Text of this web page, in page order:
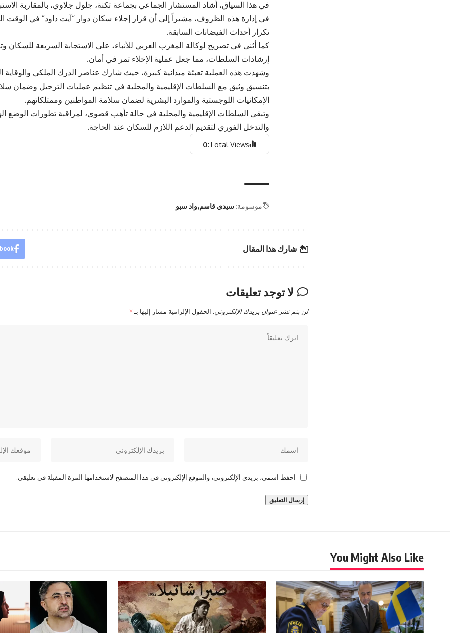
في هذا السياق، أشاد المستشار الجماعي بجماعة تكنة، جلول جلاوي، بالمقاربة
في إدارة هذه الظروف، مشيراً إلى أن قرار إجلاء سكان دوار “آيت داود” في الوقت
تكرار أحداث الفيضانات السابقة.
كما أثنى في تصريح لوكالة المغرب العربي للأنباء، على الاستجابة السريعة للسكان
إرشادات السلطات، مما جعل عملية الإخلاء تمر في أمان.
وشهدت هذه العملية تعبئة ميدانية كبيرة، حيث شارك عناصر الدرك الملكي والوقاية
بتنسيق وثيق مع السلطات الإقليمية والمحلية في تنظيم عمليات الترحيل وضمان
الإمكانيات اللوجستية والموارد البشرية لضمان سلامة المواطنين وممتلكاتهم.
وتبقى السلطات الإقليمية والمحلية في حالة تأهب قصوى، لمراقبة تطورات الوضع
والتدخل الفوري لتقديم الدعم اللازم للسكان عند الحاجة.
Total Views:
0
موسومة: سيدي قاسم واد سبو
شارك هذا المقال
لا توجد تعليقات
لن يتم نشر عنوان بريدك الإلكتروني. الحقول الإلزامية مشار إليها بـ*
احفظ اسمي، بريدي الإلكتروني، والموقع الإلكتروني في هذا المتصفح لاستخدامها المرة المقبلة في تعليقي.
You Might Also Like